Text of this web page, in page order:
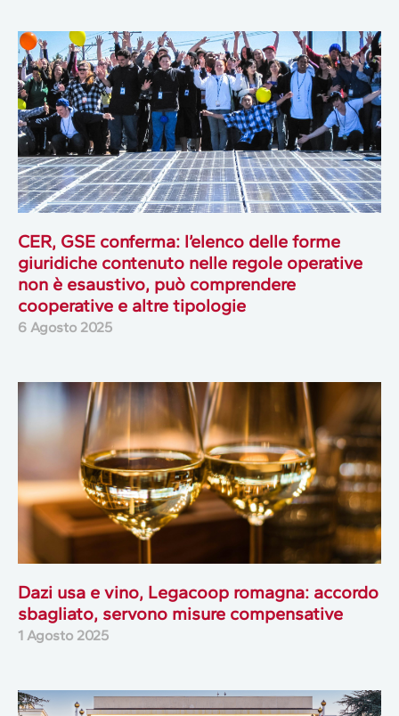
CER, GSE conferma: l’elenco delle forme
giuridiche contenuto nelle regole operative
non è esaustivo, può comprendere
cooperative e altre tipologie
6 Agosto 2025
Dazi usa e vino, Legacoop romagna: accordo
sbagliato, servono misure compensative
1 Agosto 2025